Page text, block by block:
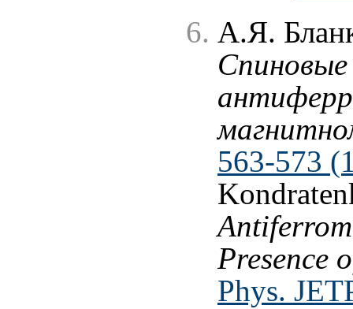
А.Я.
Спиновые
563-573
Presence
Phys.